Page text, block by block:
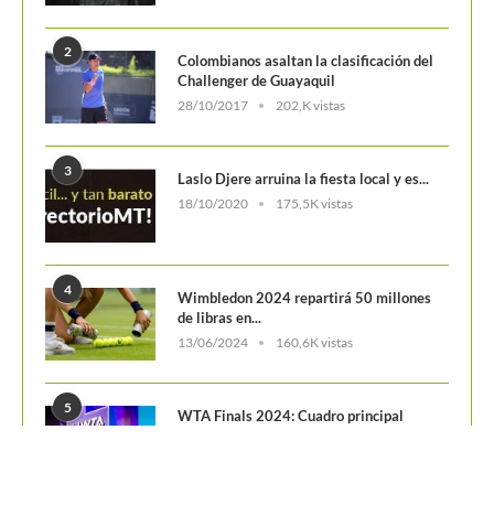
2
Colombianos asaltan la clasificación del
Challenger de Guayaquil
28/10/2017 202,K vistas
3 Laslo Djere arruina la fiesta local y es...
18/10/2020 175,5K vistas
4
Wimbledon 2024 repartirá 50 millones
de libras en...
13/06/2024 160,6K vistas
5 WTA Finals 2024: Cuadro principal